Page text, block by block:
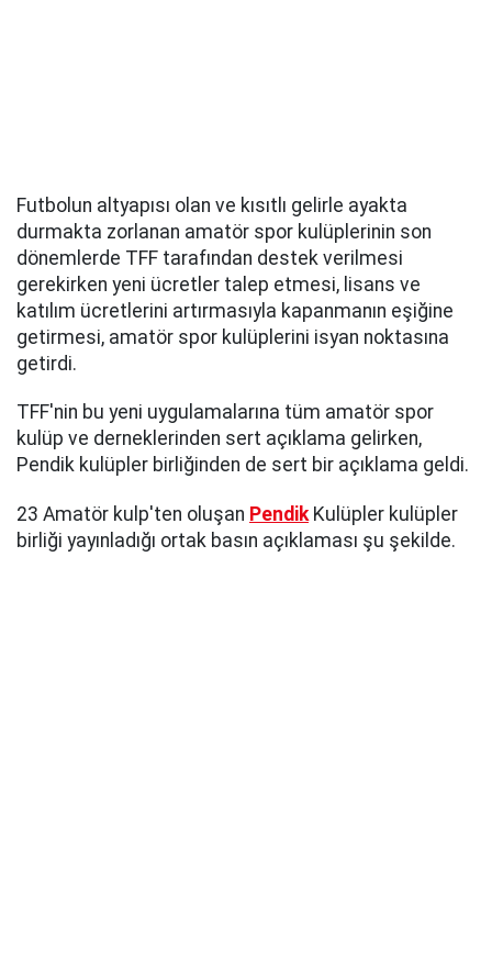
Futbolun altyapısı olan ve kısıtlı gelirle ayakta
durmakta zorlanan amatör spor kulüplerinin son
dönemlerde TFF tarafından destek verilmesi
gerekirken yeni ücretler talep etmesi, lisans ve
katılım ücretlerini artırmasıyla kapanmanın eşiğine
getirmesi, amatör spor kulüplerini isyan noktasına
getirdi.
TFF'nin bu yeni uygulamalarına tüm amatör spor
kulüp ve derneklerinden sert açıklama gelirken,
Pendik kulüpler birliğinden de sert bir açıklama geldi.
23 Amatör kulp'ten oluşan PendikKulüpler kulüpler
birliği yayınladığı ortak basın açıklaması şu şekilde.